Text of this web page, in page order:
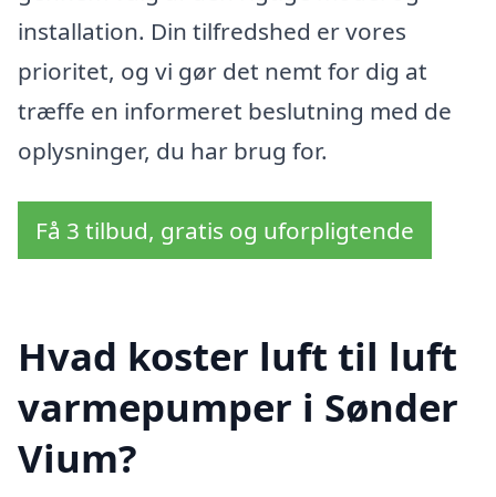
installation. Din tilfredshed er vores
prioritet, og vi gør det nemt for dig at
træffe en informeret beslutning med de
oplysninger, du har brug for.
Få 3 tilbud, gratis og uforpligtende
Hvad koster luft til luft
varmepumper i Sønder
Vium?